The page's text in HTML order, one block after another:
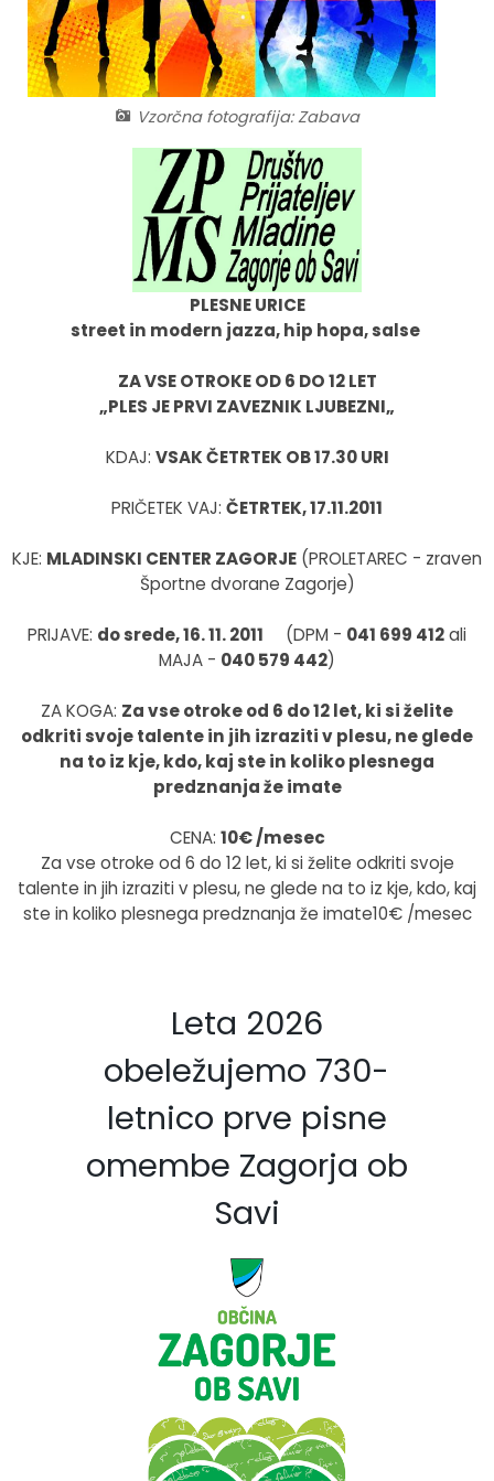
Vzorčna fotografija: Zabava
PLESNE URICE
street in modern jazza, hip hopa, salse
ZA VSE OTROKE OD 6 DO 12 LET
„PLES JE PRVI ZAVEZNIK LJUBEZNI„
KDAJ: VSAK ČETRTEK OB 17.30 URI
PRIČETEK VAJ: ČETRTEK, 17.11.2011
KJE: MLADINSKI CENTER ZAGORJE (PROLETAREC - zraven
Športne dvorane Zagorje)
PRIJAVE: do srede, 16. 11. 2011 (DPM - 041 699 412ali
MAJA - 040 579 442)
ZA KOGA: Za vse otroke od 6 do 12 let, ki si želite
odkriti svoje talente in jih izraziti v plesu, ne glede
na to iz kje, kdo, kaj ste in koliko plesnega
predznanja že imate
CENA: 10€ /mesec
Za vse otroke od 6 do 12 let, ki si želite odkriti svoje
talente in jih izraziti v plesu, ne glede na to iz kje, kdo, kaj
ste in koliko plesnega predznanja že imate10€ /mesec
Leta 2026
obeležujemo 730-
letnico prve pisne
omembe Zagorja ob
Savi
Fotogalerija
Občinska volilna komisija
Medobčinski inšpektorat in redarstvo
Koledar dogodkov
Zapore cest
Strateški dokumenti
Katalog informacij javnega značaja